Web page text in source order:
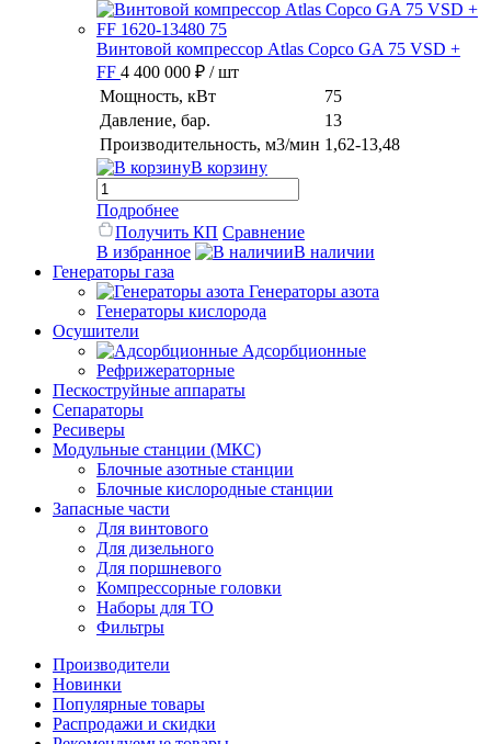
Винтовой компрессор Atlas Copco GA 75 VSD +
FF 4 400 000 ₽ / шт
Мощность, кВт
75
Давление, бар.
13
Производительность, м3/мин 1,62-13,48
В корзину
Подробнее
Получить КП Сравнение
В избранное
В наличии
Генераторы газа
Генераторы азота
Генераторы кислорода
Осушители
Адсорбционные
Рефрижераторные
Пескоструйные аппараты
Сепараторы
Ресиверы
Модульные станции (МКС)
Блочные азотные станции
Блочные кислородные станции
Запасные части
Для винтового
Для дизельного
Для поршневого
Компрессорные головки
Наборы для ТО
Фильтры
Производители
Новинки
Популярные товары
Распродажи и скидки